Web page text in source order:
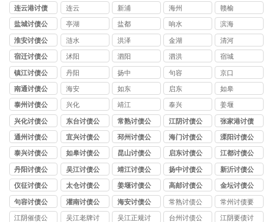
司
连云港讨债
公司
连云 新浦 海州 赣榆
盐城讨债公
司
亭湖 盐都 响水 滨海
淮安讨债公
司
涟水 洪泽 金湖 清河
宿迁讨债公
司
沭阳 泗阳 泗洪 宿城
镇江讨债公
司
丹阳 扬中 句容 京口
南通讨债公
司
海安 如东 启东 如皋
泰州讨债公
司
兴化 靖江 泰兴 姜堰
兴化讨债公
司
东台讨债公
司
常熟讨债公
司
江阴讨债公
司
张家港讨债
公司
通州讨债公
司
宜兴讨债公
司
邳州讨债公
司
海门讨债公
司
溧阳讨债公
司
泰兴讨债公
司
如皋讨债公
司
昆山讨债公
司
启东讨债公
司
江都讨债公
司
丹阳讨债公
司
吴江讨债公
司
靖江讨债公
司
扬中讨债公
司
新沂讨债公
司
仪征讨债公
司
太仓讨债公
司
姜堰讨债公
司
高邮讨债公
司
金坛讨债公
司
句容讨债公
司
灌南讨债公
司
海安讨债公
司
常熟讨债公
司
常州讨债要
账
江阴催债公 吴江老牌讨 吴江正规讨 台州讨债公 江阴要债讨